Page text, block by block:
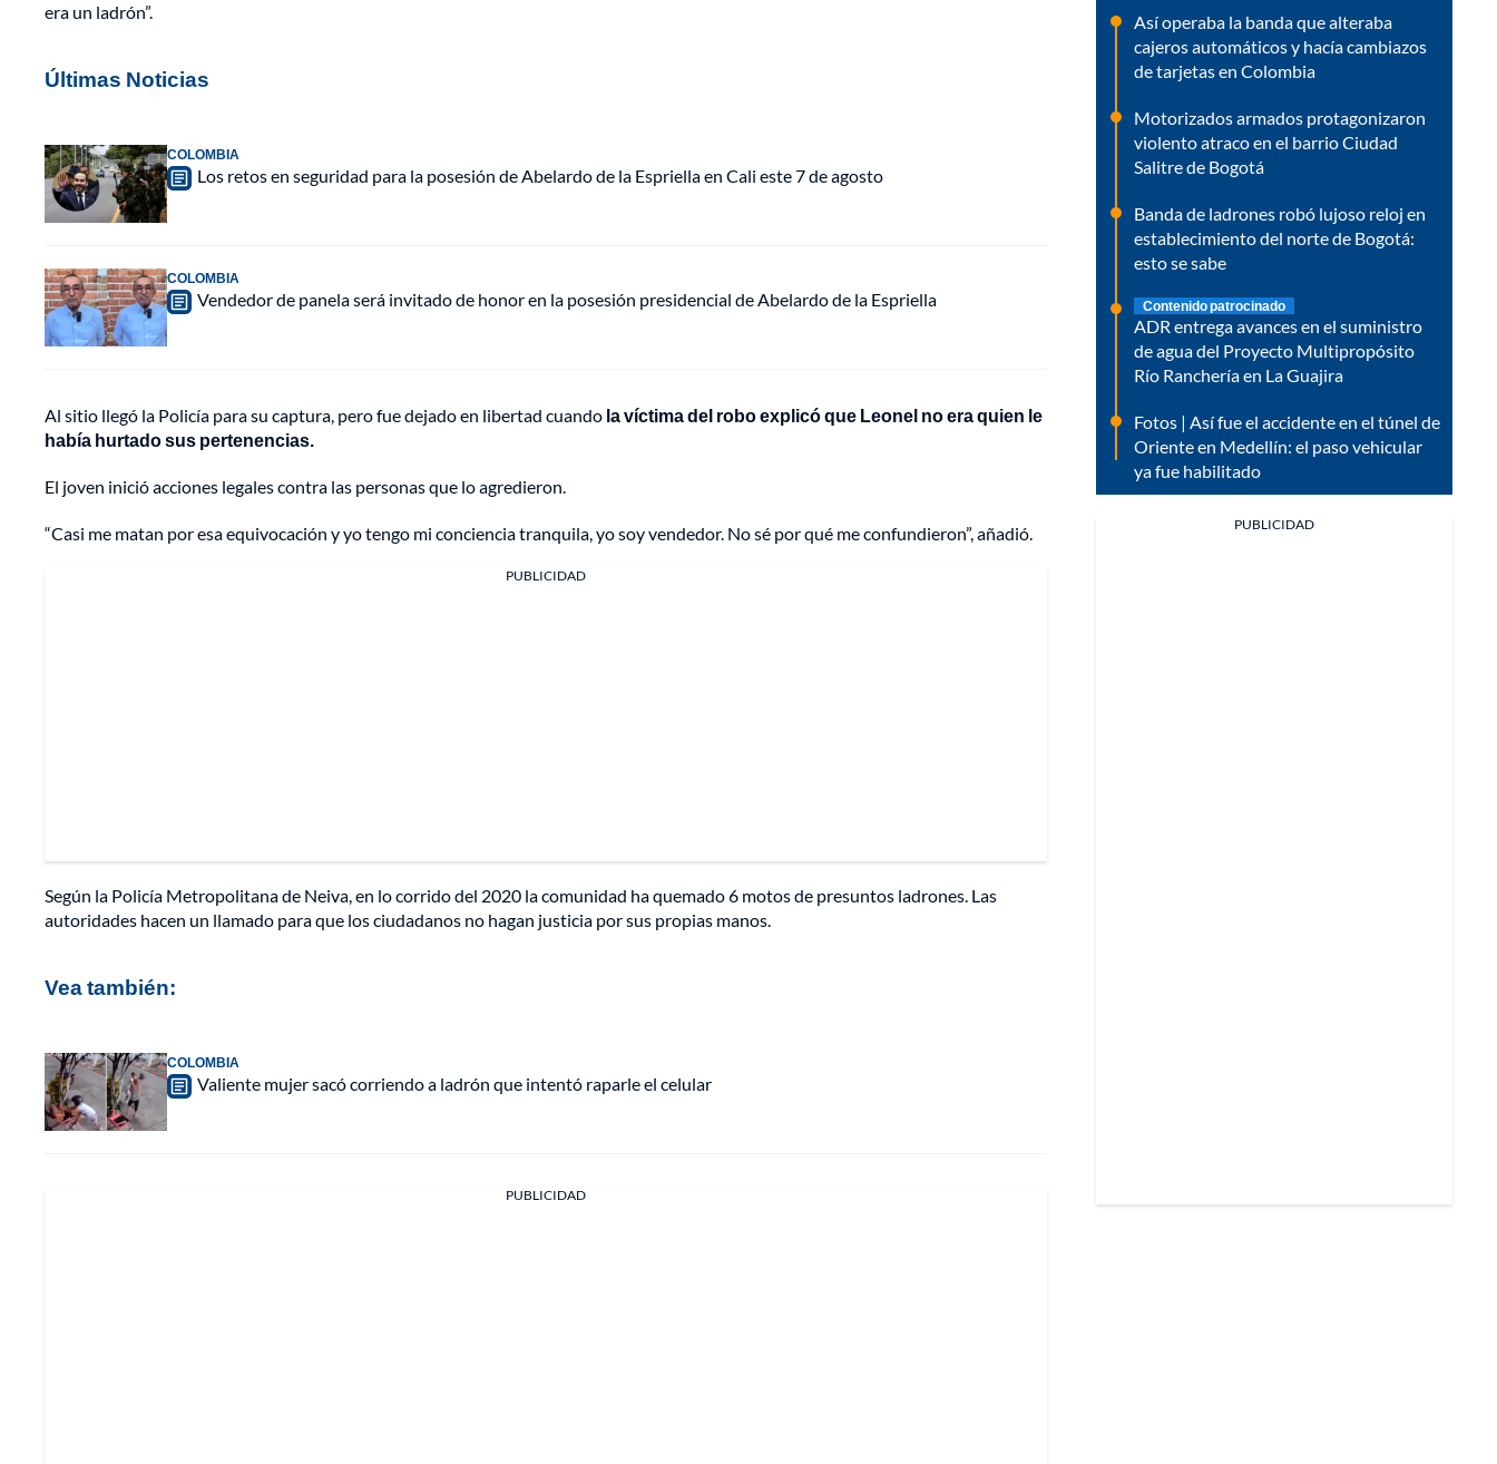
era un ladrón”.
Últimas Noticias
COLOMBIA
Los retos en seguridad para la posesión de Abelardo de la Espriella en Cali este 7 de agosto
COLOMBIA
Vendedor de panela será invitado de honor en la posesión presidencial de Abelardo de la Espriella
Al sitio llegó la Policía para su captura, pero fue dejado en libertad cuando la víctima del robo explicó que Leonel no era quien le
había hurtado sus pertenencias.
El joven inició acciones legales contra las personas que lo agredieron.
“Casi me matan por esa equivocación y yo tengo mi conciencia tranquila, yo soy vendedor. No sé por qué me confundieron”, añadió.
PUBLICIDAD
Según la Policía Metropolitana de Neiva, en lo corrido del 2020 la comunidad ha quemado 6 motos de presuntos ladrones. Las
autoridades hacen un llamado para que los ciudadanos no hagan justicia por sus propias manos.
Vea también:
COLOMBIA
Valiente mujer sacó corriendo a ladrón que intentó raparle el celular
PUBLICIDAD
Así operaba la banda que alteraba
cajeros automáticos y hacía cambiazos
de tarjetas en Colombia
Motorizados armados protagonizaron
violento atraco en el barrio Ciudad
Salitre de Bogotá
Banda de ladrones robó lujoso reloj en
establecimiento del norte de Bogotá:
esto se sabe
Contenido patrocinado
ADR entrega avances en el suministro
de agua del Proyecto Multipropósito
Río Ranchería en La Guajira
Fotos | Así fue el accidente en el túnel de
Oriente en Medellín: el paso vehicular
ya fue habilitado
PUBLICIDAD